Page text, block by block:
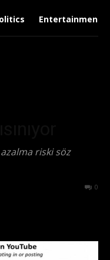
Entertainment
azalma riski söz
0